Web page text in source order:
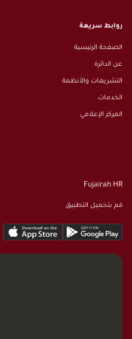
روابط سريعة
الصفحة الرئيسية
عن الدائرة
التشريعات والأنظمة
الخدمات
المركز الإعلامي
Fujairah HR
قم بتحميل التطبيق